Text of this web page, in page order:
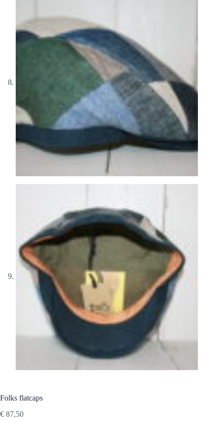
Folks flatcaps
€ 87,50